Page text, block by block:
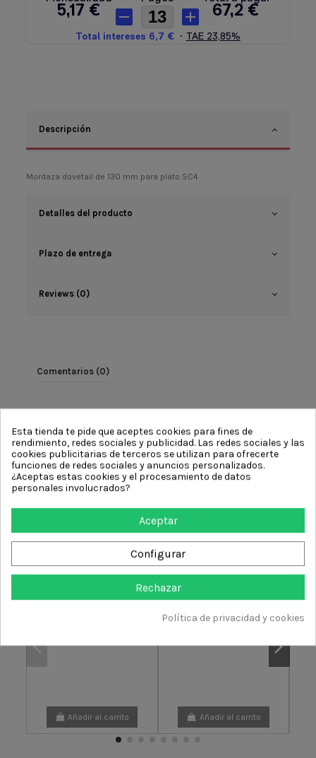
Descripción
Mordaza dovetail de 130 mm para plato SC4
Detalles del producto
Plazo de entrega
Reviews (0)
Comentarios (0)
No hay reseñas de clientes en este momento.
15 otros productos en la misma categoría:
Sierra de Cinta HBS400PN |
Corte Preciso hasta 300 mm
Añadir al carrito
Kit afilado Record Power
Añadir al carrito
Esta tienda te pide que aceptes cookies para fines de
rendimiento, redes sociales y publicidad. Las redes sociales y las
cookies publicitarias de terceros se utilizan para ofrecerte
funciones de redes sociales y anuncios personalizados.
¿Aceptas estas cookies y el procesamiento de datos
personales involucrados?
Aceptar
Configurar
Rechazar
Política de privacidad y cookies